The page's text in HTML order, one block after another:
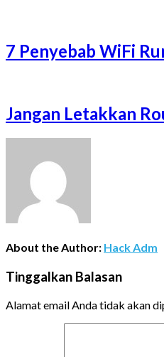
7 Penyebab WiFi
Jangan Letakkan
About the Author: Hack Adm
Tinggalkan Balasan
Alamat email Anda tidak akan